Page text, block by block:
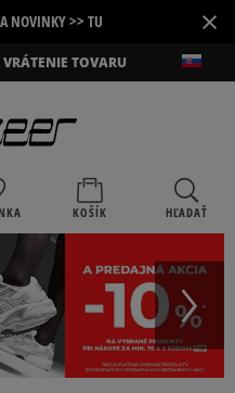
NOVINKY >> TU ×
TOVARU
KOŠÍK HĽADAŤ